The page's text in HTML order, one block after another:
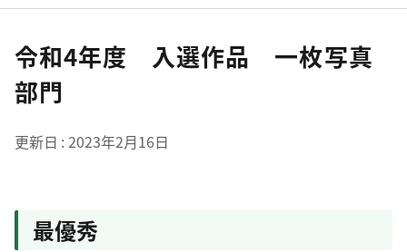
令和4年度 入選作品 一枚写真
部門
更新日 2023年2月16日
最優秀